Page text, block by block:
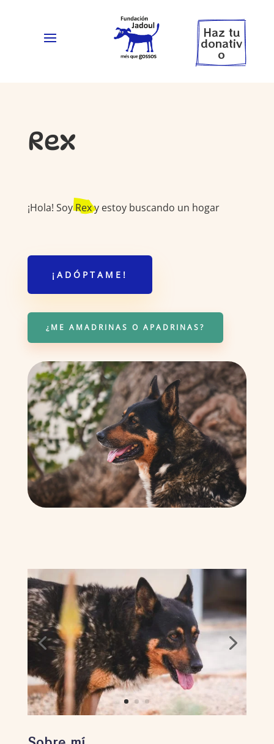
Haz tu
donativ
o
Rex
¡Hola! SoyRexy estoy buscando un hogar
¡ADÓPTAME!
¿ME AMADRINAS O APADRINAS?